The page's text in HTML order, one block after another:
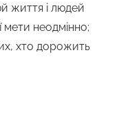
життя і людей
неодмінно;
хто дорожить